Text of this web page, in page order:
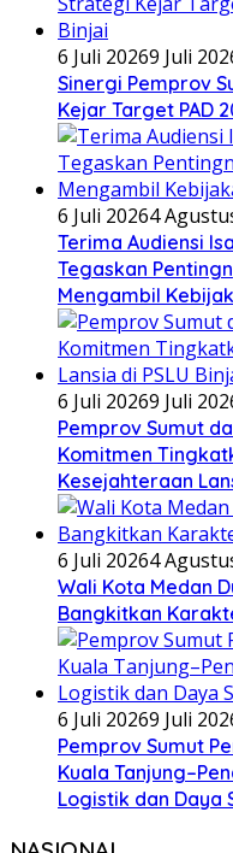
6 Juli 20269 Juli
Sinergi Pemprov
Kejar Target PAD
6 Juli 20264
Terima Audiensi
Tegaskan
Mengambil
6 Juli 20269 Juli
Pemprov Sumut
Komitmen
Kesejahteraan
6 Juli 20264
Wali Kota Medan
Bangkitkan
6 Juli 20269 Juli
Pemprov Sumut
Kuala
Logistik dan Daya